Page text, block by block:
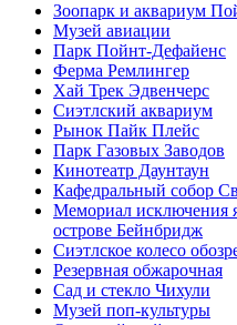
Зоопарк и аквариум
Музей авиации
Парк Пойнт-Дефайенс
Ферма Ремлингер
Хай Трек Эдвенчерс
Сиэтлский аквариум
Рынок Пайк Плейс
Парк Газовых Заводов
Кинотеатр Даунтаун
Кафедральный собор
Мемориал исключения
острове Бейнбридж
Сиэтлское колесо
Резервная обжарочная
Сад и стекло Чихули
Музей поп-культуры